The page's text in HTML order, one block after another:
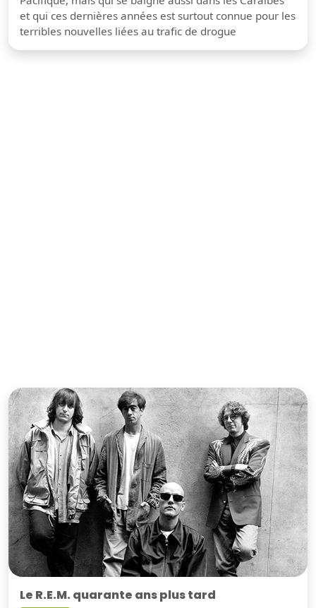
et qui ces dernières années est surtout connue pour les
terribles nouvelles liées au trafic de drogue
Le R.E.M. quarante ans plus tard